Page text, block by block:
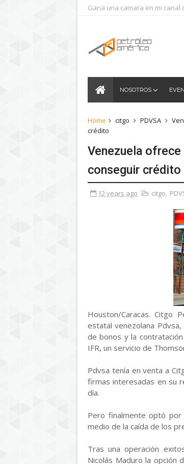
Gana una camara en mi canal
NOSOTROS
Home citgo PDVSA
crédito
Venezuela
conseguir crédito
12 years ago citgo,
Houston/Caracas. Citgo
estatal venezolana
de bonos y la
IFR, un servicio de
Pdvsa tenía en venta a
firmas interesadas en su
día.
Pero finalmente optó por
medio de la caída de los
Tras una operación
Nicolás Maduro la opción